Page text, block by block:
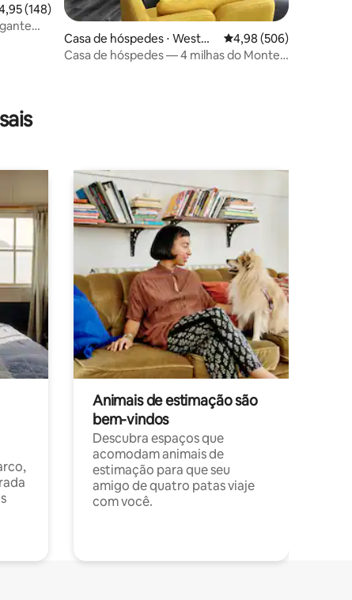
de uma avaliação média de 5, 148 avaliações
(148)
Casa de hóspedes ⋅ Westmi
nster
4,98 de uma avaliação
4,98 (506)
Casa de hóspedes — 4 milhas do Monte
Animais de estimação são
bem-vindos
Descubra espaços que
acomodam animais de
estimação para que seu
amigo de quatro patas viaje
com você.